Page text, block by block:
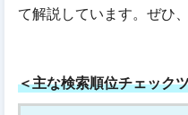
て解説しています。ぜひ
＜主な検索順位チェック